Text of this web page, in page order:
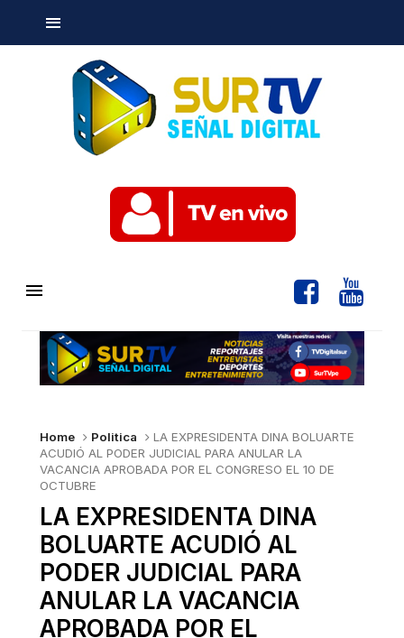
Home Politica
LA EXPRESIDENTA DINA BOLUARTE
ACUDIÓ AL PODER JUDICIAL PARA ANULAR LA
VACANCIA APROBADA POR EL CONGRESO EL 10 DE
OCTUBRE
LA EXPRESIDENTA DINA
BOLUARTE ACUDIÓ AL
PODER JUDICIAL PARA
ANULAR LA VACANCIA
APROBADA POR EL